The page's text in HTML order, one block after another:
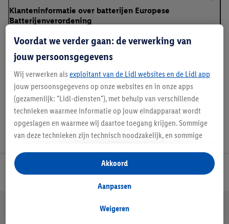
Klanteninformatie over batterijen Europese
Batterijenverordening
Jouw voordelen bij ons als Lidl webshop klant
Voordat we verder gaan: de verwerking van
jouw persoonsgegevens
Wij verwerken als exploitant van de Lidl websites en de Lidl app
jouw persoonsgegevens op onze websites en in onze apps
(gezamenlijk: "Lidl-diensten"), met behulp van verschillende
technieken waarmee informatie op jouw eindapparaat wordt
opgeslagen en waarmee wij daartoe toegang krijgen. Sommige
van deze technieken zijn technisch noodzakelijk, en sommige
opslaan van voorkeursinstellingen, het verzamelen en
analyseren van statistieken of voor het tonen van
gepersonaliseerde reclame binnen en buiten de Lidl-diensten.
gegevens over jouw aankoopgedrag in de winkel ook voor de
Weigeren
Aanpassen
Akkoord